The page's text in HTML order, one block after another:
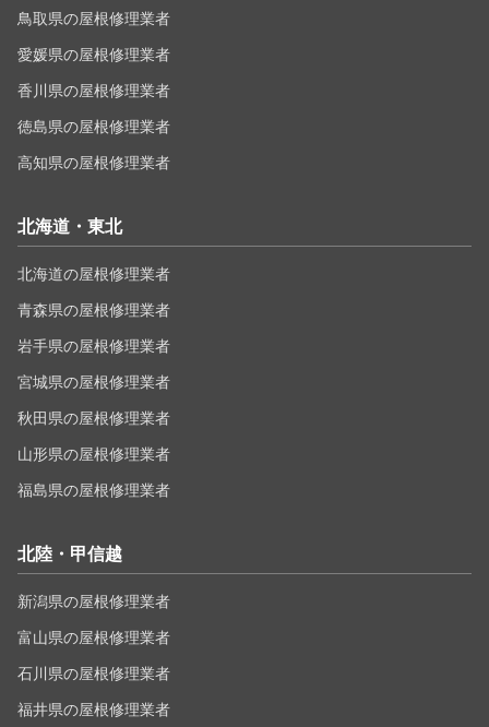
鳥取県の屋根修理業者
愛媛県の屋根修理業者
香川県の屋根修理業者
徳島県の屋根修理業者
高知県の屋根修理業者
北海道・東北
北海道の屋根修理業者
青森県の屋根修理業者
岩手県の屋根修理業者
宮城県の屋根修理業者
秋田県の屋根修理業者
山形県の屋根修理業者
福島県の屋根修理業者
北陸・甲信越
新潟県の屋根修理業者
富山県の屋根修理業者
石川県の屋根修理業者
福井県の屋根修理業者